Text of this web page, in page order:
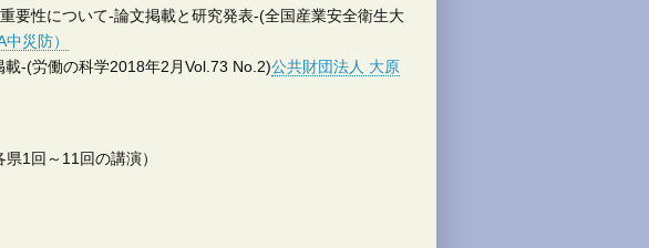
要性について-論文掲載と研究発表-(全国産業安全衛生大
災防）
-(労働の科学2018年2月Vol.73 No.2)公共財団法人 大原
1回～11回の講演）